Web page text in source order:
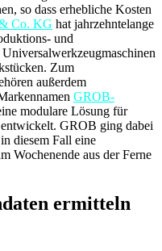
so dass erhebliche Kosten
Co. KG hat jahrzehntelange
und
Zum
außerdem
GROB-
modulare Lösung für
GROB ging dabei
diesem Fall eine
Wochenende aus der Ferne
ermitteln